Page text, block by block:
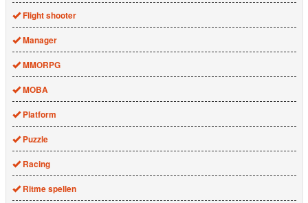
Flight shooter
Manager
MMORPG
MOBA
Platform
Puzzle
Racing
Ritme spellen